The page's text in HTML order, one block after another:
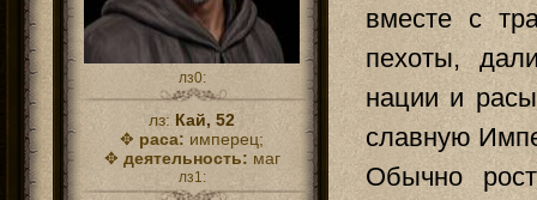
лз0:
лз: Кай, 52
✥ раса: имперец;
✥ деятельность: маг
лз1:
вместе с
пехоты,
нации и
славную
Обычно